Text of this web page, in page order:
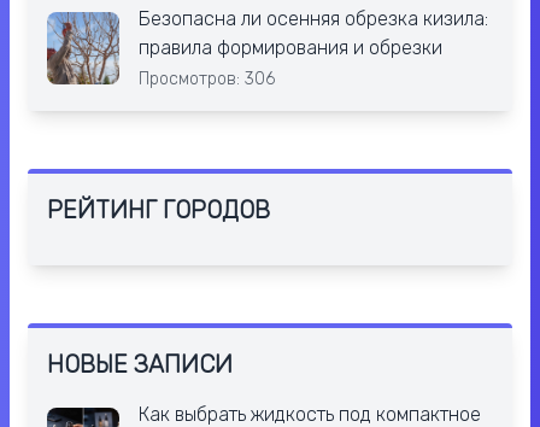
Безопасна ли осенняя обрезка кизила:
правила формирования и обрезки
Просмотров: 306
РЕЙТИНГ ГОРОДОВ
НОВЫЕ ЗАПИСИ
Как выбрать жидкость под компактное